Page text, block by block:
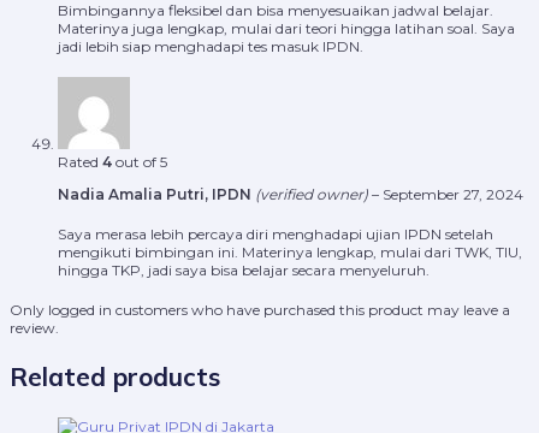
Bimbingannya fleksibel dan bisa menyesuaikan jadwal belajar.
Materinya juga lengkap, mulai dari teori hingga latihan soal. Saya
jadi lebih siap menghadapi tes masuk IPDN.
Rated 4 out of 5
Nadia Amalia Putri, IPDN (verified owner) – September 27, 2024
Saya merasa lebih percaya diri menghadapi ujian IPDN setelah
mengikuti bimbingan ini. Materinya lengkap, mulai dari TWK, TIU,
hingga TKP, jadi saya bisa belajar secara menyeluruh.
Only logged in customers who have purchased this product may leave a
review.
Related products